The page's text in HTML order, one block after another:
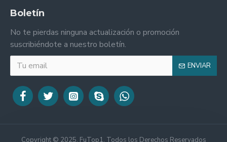
Boletín
No te pierdas ninguna actualización o promoción
suscribiéndote a nuestro boletín.
ENVIAR
Copyright © 2025, FuTop1, Todos los Derechos Reservados